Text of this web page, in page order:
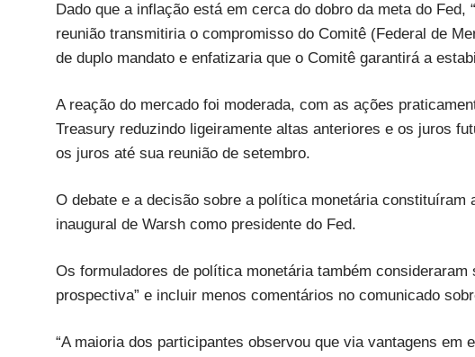
Dado que a inflação está em cerca do dobro da meta do
reunião transmitiria o compromisso do Comitê (Federal de
de duplo mandato e enfatizaria que o Comitê garantirá a
A reação do mercado foi moderada, com as ações
Treasury reduzindo ligeiramente altas anteriores e os juros
os juros até sua reunião de setembro.
O debate e a decisão sobre a política monetária constituíram
inaugural de Warsh como presidente do Fed.
Os formuladores de política monetária também consideraram
prospectiva” e incluir menos comentários no comunicado
“A maioria dos participantes observou que via vantagens em